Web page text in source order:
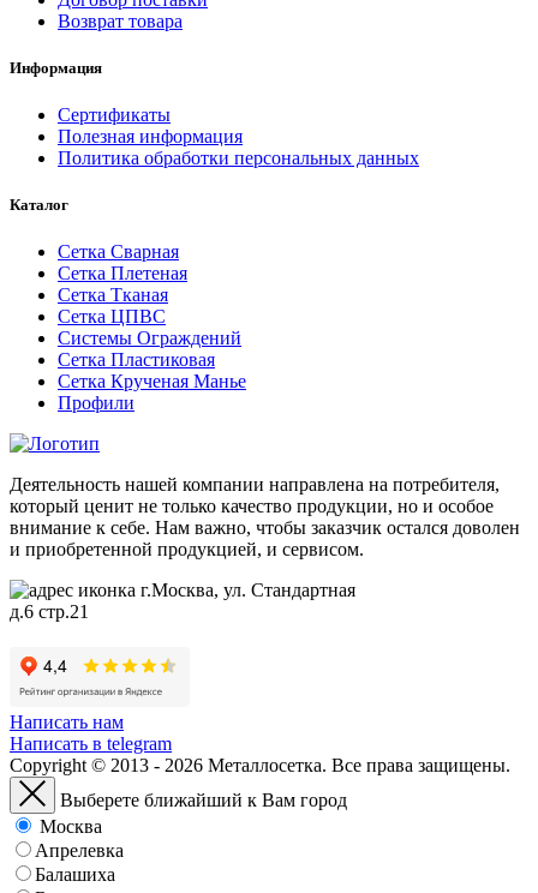
Возврат товара
Информация
Сертификаты
Полезная информация
Политика обработки персональных данных
Каталог
Сетка Сварная
Сетка Плетеная
Сетка Тканая
Сетка ЦПВС
Системы Ограждений
Сетка Пластиковая
Сетка Крученая Манье
Профили
Деятельность нашей компании направлена на потребителя,
который ценит не только качество продукции, но и особое
внимание к себе. Нам важно, чтобы заказчик остался доволен
и приобретенной продукцией, и сервисом.
г.Москва, ул. Стандартная
д.6 стр.21
Написать нам
Написать в telegram
Copyright © 2013 - 2026 Металлосетка. Все права защищены.
Выберете ближайший к Вам город
Москва
Апрелевка
Балашиха